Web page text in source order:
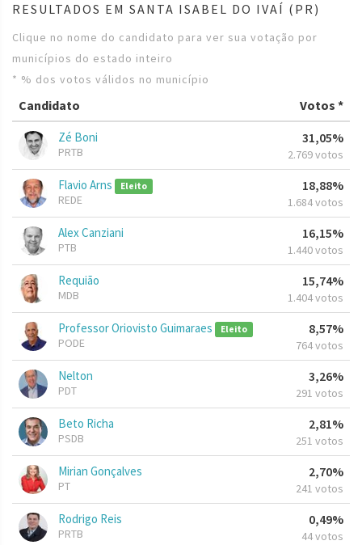
RESULTADOS EM SANTA ISABEL DO IVAÍ (PR)
Clique no nome do candidato para ver sua votação por
municípios do estado inteiro
* % dos votos válidos no município
Candidato Votos *
Zé Boni
PRTB
31,05%
2.769 votos
Flavio Arns Eleito
REDE
18,88%
1.684 votos
Alex Canziani
PTB
16,15%
1.440 votos
Requião
MDB
15,74%
1.404 votos
Professor Oriovisto Guimaraes Eleito
PODE
8,57%
764 votos
Nelton
PDT
3,26%
291 votos
Beto Richa
PSDB
2,81%
251 votos
Mirian Gonçalves
PT
2,70%
241 votos
Rodrigo Reis
PRTB
0,49%
44 votos